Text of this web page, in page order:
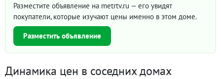
Разместите объявление на metrtv.ru — его увидят
покупатели, которые изучают цены именно в этом доме.
Разместить объявление
Динамика цен в соседних домах